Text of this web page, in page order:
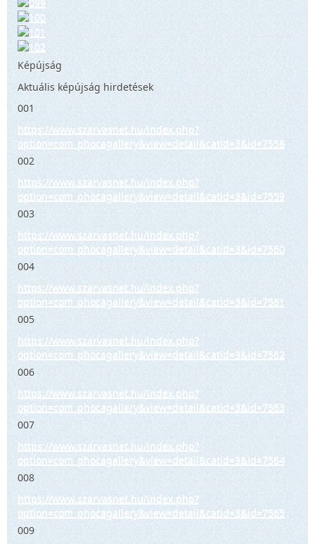
Képújság
Aktuális képújság hirdetések
001
https://www.szarvasnet.hu/index.php?
option=com_phocagallery&view=detail&catid=3&id=7558
002
https://www.szarvasnet.hu/index.php?
option=com_phocagallery&view=detail&catid=3&id=7559
003
https://www.szarvasnet.hu/index.php?
option=com_phocagallery&view=detail&catid=3&id=7560
004
https://www.szarvasnet.hu/index.php?
option=com_phocagallery&view=detail&catid=3&id=7561
005
https://www.szarvasnet.hu/index.php?
option=com_phocagallery&view=detail&catid=3&id=7562
006
https://www.szarvasnet.hu/index.php?
option=com_phocagallery&view=detail&catid=3&id=7563
007
https://www.szarvasnet.hu/index.php?
option=com_phocagallery&view=detail&catid=3&id=7564
008
https://www.szarvasnet.hu/index.php?
option=com_phocagallery&view=detail&catid=3&id=7565
009